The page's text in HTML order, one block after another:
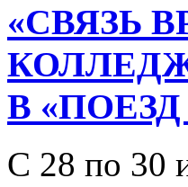
«СВЯЗЬ
В
С 28 по 30